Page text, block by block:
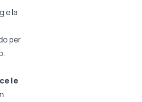
e la
per
le